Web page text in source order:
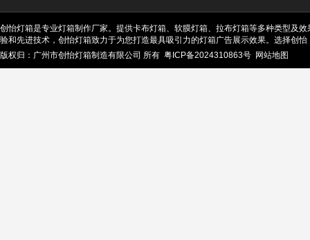
创怡灯箱是专业灯箱制作厂家。提供卡布灯箱、软膜灯箱、拉布灯箱等多种类型及
验和先进技术，创怡灯箱致力于为您打造最具吸引力的灯箱广告展示效果。选择创怡
版权归：广州市创怡灯箱制造有限公司 所有 粤ICP备2024310863号 网站地图